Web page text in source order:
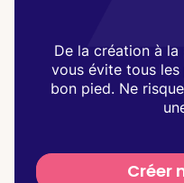
De la création à
vous évite tous
bon pied. Ne
Créer